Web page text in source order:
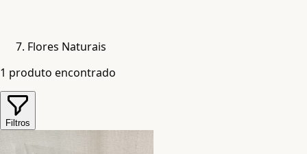
Flores Naturais
1 produto encontrado
Filtros